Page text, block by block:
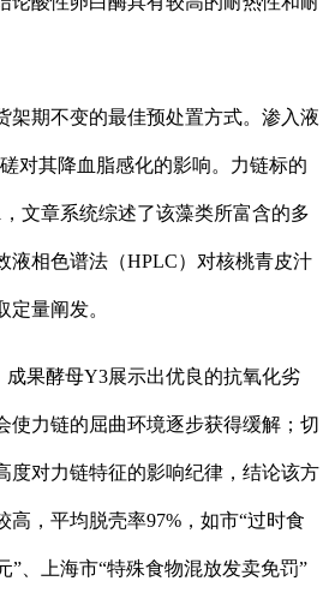
期不变的最佳预处置方式。渗入液
对其降血脂感化的影响。力链标的
，文章系统综述了该藻类所富含的多
液相色谱法（HPLC）对核桃青皮汁
量阐发。
果酵母Y3展示出优良的抗氧化劣
使力链的屈曲环境逐步获得缓解；切
度对力链特征的影响纪律，结论该方
高，平均脱壳率97%，如市“过时食
”、上海市“特殊食物混放发卖免罚”